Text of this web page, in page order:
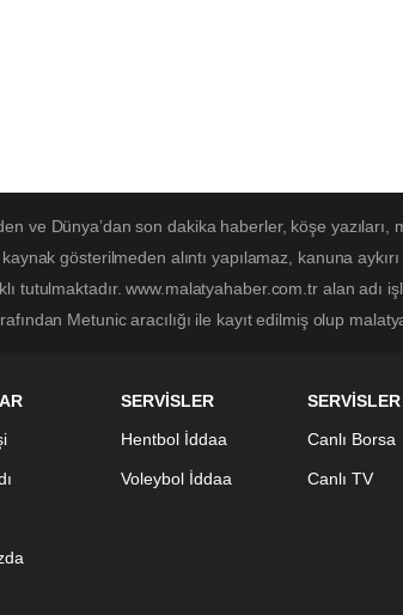
ve Dünya’dan son dakika haberler, köşe
gösterilmeden alıntı yapılamaz, kanuna
tutulmaktadır. www.malatyahaber.com.tr alan adı
Metunic aracılığı ile kayıt edilmiş olup
SERVİSLER
Hentbol İddaa
Voleybol İddaa
Canlı Borsa
Canlı TV